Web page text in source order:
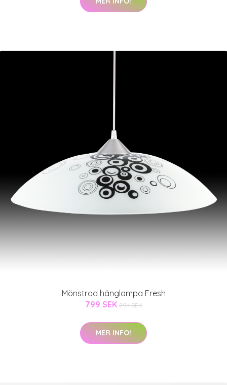
Mönstrad hänglampa Fresh
799 SEK 894 SEK
MER INFO!